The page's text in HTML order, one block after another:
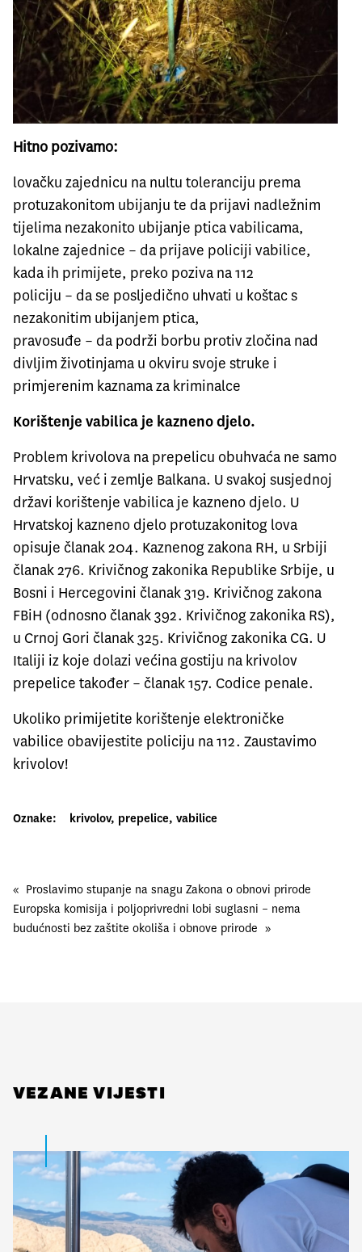
Hitno pozivamo:
lovačku zajednicu na nultu toleranciju prema
protuzakonitom ubijanju te da prijavi nadležnim
tijelima nezakonito ubijanje ptica vabilicama,
lokalne zajednice – da prijave policiji vabilice,
kada ih primijete, preko poziva na 112
policiju – da se posljedično uhvati u koštac s
nezakonitim ubijanjem ptica,
pravosuđe – da podrži borbu protiv zločina nad
divljim životinjama u okviru svoje struke i
primjerenim kaznama za kriminalce
Korištenje vabilica je kazneno djelo.
Problem krivolova na prepelicu obuhvaća ne samo
Hrvatsku, već i zemlje Balkana. U svakoj susjednoj
državi korištenje vabilica je kazneno djelo. U
Hrvatskoj kazneno djelo protuzakonitog lova
opisuje članak 204. Kaznenog zakona RH, u Srbiji
članak 276. Krivičnog zakonika Republike Srbije, u
Bosni i Hercegovini članak 319. Krivičnog zakona
FBiH (odnosno članak 392. Krivičnog zakonika RS),
u Crnoj Gori članak 325. Krivičnog zakonika CG. U
Italiji iz koje dolazi većina gostiju na krivolov
prepelice također – članak 157. Codice penale.
Ukoliko primijetite korištenje elektroničke
vabilice obavijestite policiju na 112. Zaustavimo
krivolov!
Oznake: krivolov, prepelice, vabilice
« Proslavimo stupanje na snagu Zakona o obnovi prirode
Europska komisija i poljoprivredni lobi suglasni – nema
budućnosti bez zaštite okoliša i obnove prirode »
VEZANE VIJESTI